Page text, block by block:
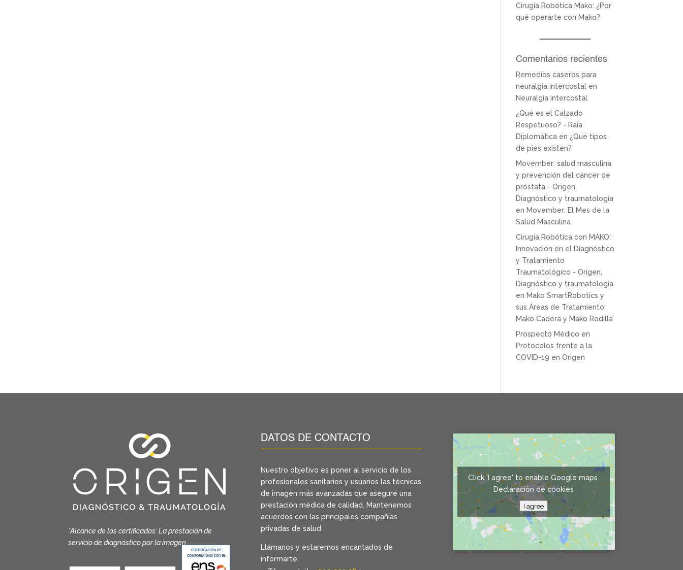
Cirugía Robótica Mako: ¿Por
qué operarte con Mako?
Comentarios recientes
Remedios caseros para
neuralgia intercostal en
Neuralgia intercostal
¿Qué es el Calzado
Respetuoso? - Raia
Diplomática en ¿Qué tipos
de pies existen?
Movember: salud masculina
y prevención del cáncer de
próstata - Origen,
Diagnóstico y traumatología
en Movember: El Mes de la
Salud Masculina
Cirugía Robótica con MAKO:
Innovación en el Diagnóstico
y Tratamiento
Traumatológico - Origen,
Diagnóstico y traumatología
en Mako SmartRobotics y
sus Áreas de Tratamiento:
Mako Cadera y Mako Rodilla
Prospecto Médico en
Protocolos frente a la
COVID-19 en Origen
*Alcance de los certificados: La prestación de
servicio de diagnóstico por la imagen
DATOS DE CONTACTO
Nuestro objetivo es poner al servicio de los
profesionales sanitarios y usuarios las técnicas
de imagen más avanzadas que asegure una
prestación médica de calidad. Mantenemos
acuerdos con las principales compañías
privadas de salud.
Llámanos y estaremos encantados de
informarte.
Click 'I agree' to enable Google maps
Declaración de cookies
I agree